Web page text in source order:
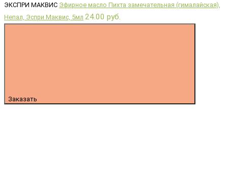
ЭКСПРИ МАКВИС Эфирное масло Пихта замечательная (гималайская),
Непал, Эспри Маквис, 5мл 24.00 руб.
Заказать